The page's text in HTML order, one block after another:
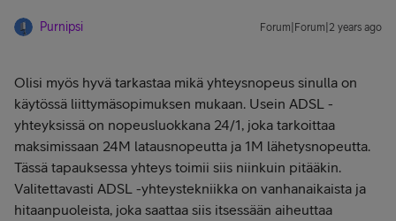
Purnipsi Forum|Forum|2 years ago
Olisi myös hyvä tarkastaa mikä yhteysnopeus sinulla on
käytössä liittymäsopimuksen mukaan. Usein ADSL -
yhteyksissä on nopeusluokkana 24/1, joka tarkoittaa
maksimissaan 24M latausnopeutta ja 1M lähetysnopeutta.
Tässä tapauksessa yhteys toimii siis niinkuin pitääkin.
Valitettavasti ADSL -yhteystekniikka on vanhanaikaista ja
hitaanpuoleista, joka saattaa siis itsessään aiheuttaa